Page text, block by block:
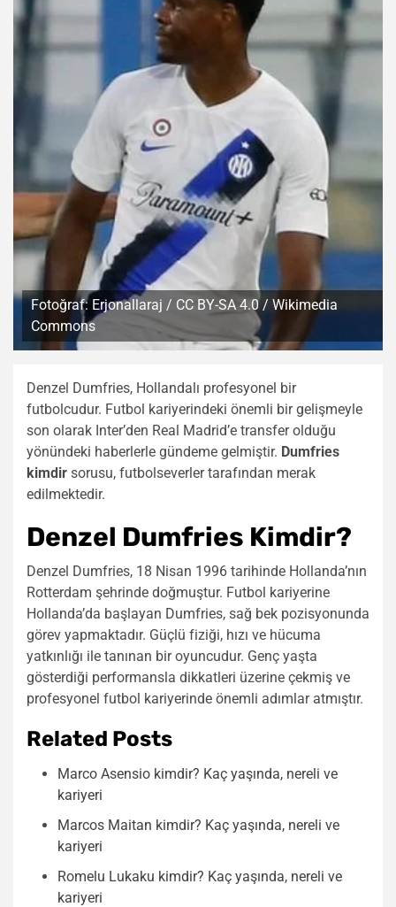
Fotoğraf: Erjonallaraj / CC BY-SA 4.0 / Wikimedia
Commons
Denzel Dumfries, Hollandalı profesyonel bir
futbolcudur. Futbol kariyerindeki önemli bir gelişmeyle
son olarak Inter’den Real Madrid’e transfer olduğu
yönündeki haberlerle gündeme gelmiştir. Dumfries
kimdir sorusu, futbolseverler tarafından merak
edilmektedir.
Denzel Dumfries Kimdir?
Denzel Dumfries, 18 Nisan 1996 tarihinde Hollanda’nın
Rotterdam şehrinde doğmuştur. Futbol kariyerine
Hollanda’da başlayan Dumfries, sağ bek pozisyonunda
görev yapmaktadır. Güçlü fiziği, hızı ve hücuma
yatkınlığı ile tanınan bir oyuncudur. Genç yaşta
gösterdiği performansla dikkatleri üzerine çekmiş ve
profesyonel futbol kariyerinde önemli adımlar atmıştır.
Related Posts
Marco Asensio kimdir? Kaç yaşında, nereli ve
kariyeri
Marcos Maitan kimdir? Kaç yaşında, nereli ve
kariyeri
Romelu Lukaku kimdir? Kaç yaşında, nereli ve
kariyeri